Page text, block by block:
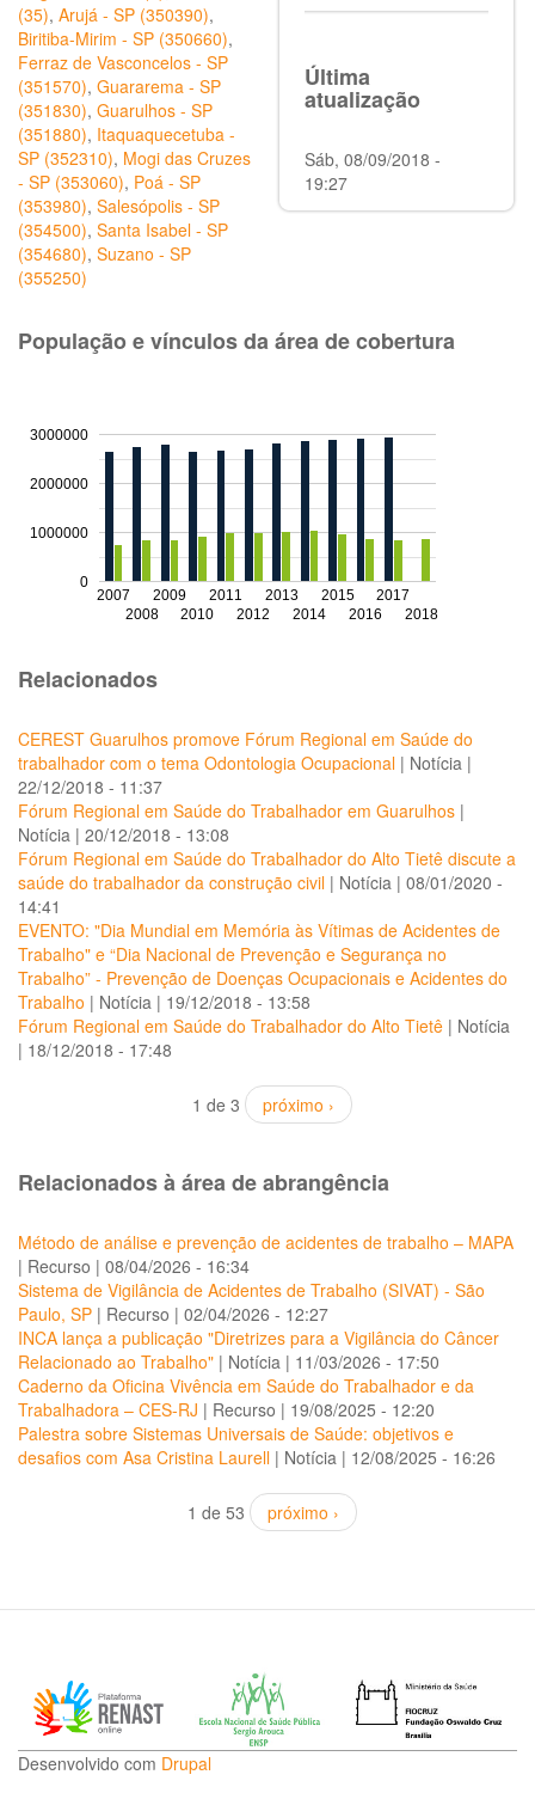
(35), Arujá - SP (350390),
Biritiba-Mirim - SP (350660),
Ferraz de Vasconcelos - SP
(351570), Guararema - SP
(351830), Guarulhos - SP
(351880), Itaquaquecetuba -
SP (352310), Mogi das Cruzes
- SP (353060), Poá - SP
(353980), Salesópolis - SP
(354500), Santa Isabel - SP
(354680), Suzano - SP
(355250)
Última
atualização
Sáb, 08/09/2018 -
19:27
População e vínculos da área de cobertura
2007
2008
2009
2010
2011
2012
2013
2014
2015
2016
2017
2018
0
1000000
2000000
3000000
Relacionados
CEREST Guarulhos promove Fórum Regional em Saúde do
trabalhador com o tema Odontologia Ocupacional | Notícia |
22/12/2018 - 11:37
Fórum Regional em Saúde do Trabalhador em Guarulhos |
Notícia | 20/12/2018 - 13:08
Fórum Regional em Saúde do Trabalhador do Alto Tietê discute a
saúde do trabalhador da construção civil | Notícia | 08/01/2020 -
14:41
EVENTO: "Dia Mundial em Memória às Vítimas de Acidentes de
Trabalho" e “Dia Nacional de Prevenção e Segurança no
Trabalho” - Prevenção de Doenças Ocupacionais e Acidentes do
Trabalho | Notícia | 19/12/2018 - 13:58
Fórum Regional em Saúde do Trabalhador do Alto Tietê | Notícia
| 18/12/2018 - 17:48
1 de 3 próximo ›
Relacionados à área de abrangência
Método de análise e prevenção de acidentes de trabalho – MAPA
| Recurso | 08/04/2026 - 16:34
Sistema de Vigilância de Acidentes de Trabalho (SIVAT) - São
Paulo, SP | Recurso | 02/04/2026 - 12:27
INCA lança a publicação "Diretrizes para a Vigilância do Câncer
Relacionado ao Trabalho" | Notícia | 11/03/2026 - 17:50
Caderno da Oficina Vivência em Saúde do Trabalhador e da
Trabalhadora – CES-RJ | Recurso | 19/08/2025 - 12:20
Palestra sobre Sistemas Universais de Saúde: objetivos e
desafios com Asa Cristina Laurell | Notícia | 12/08/2025 - 16:26
1 de 53 próximo ›
Desenvolvido com Drupal